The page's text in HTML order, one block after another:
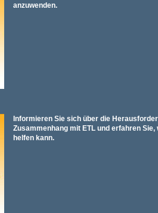
anzuwenden.
Informieren Sie sich über die
Zusammenhang mit ETL und erfahren Sie,
helfen kann.